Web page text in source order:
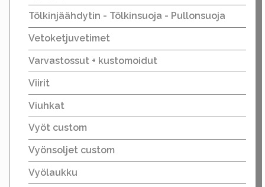
Tölkinjäähdytin - Tölkinsuoja - Pullonsuoja
Vetoketjuvetimet
Varvastossut + kustomoidut
Viirit
Viuhkat
Vyöt custom
Vyönsoljet custom
Vyölaukku